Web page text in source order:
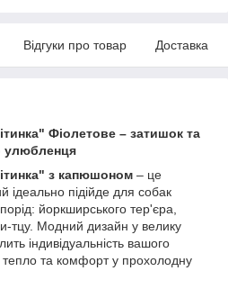
Відгуки про товар Доставка
Фіолетове – затишок та
улюбленця
з капюшоном – це
ідеально підійде для собак
йоркширського тер'єра,
тцу. Модний дизайн у велику
індивідуальність вашого
та комфорт у прохолодну